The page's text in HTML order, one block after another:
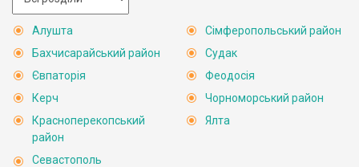
Алушта
Бахчисарайський район
Євпаторія
Керч
Красноперекопський
район
Севастополь
Сімферопольський район
Судак
Феодосія
Чорноморський район
Ялта